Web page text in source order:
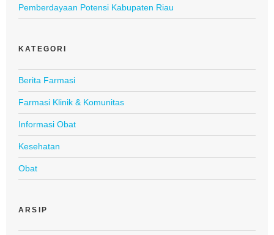
Pemberdayaan Potensi Kabupaten Riau
KATEGORI
Berita Farmasi
Farmasi Klinik & Komunitas
Informasi Obat
Kesehatan
Obat
ARSIP